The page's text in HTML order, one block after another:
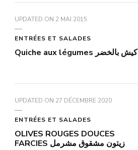
UPDATED ON 2 MAI 2015
ENTRÉES ET SALADES
Quiche aux légumes كيش بالخضر
UPDATED ON 27 DÉCEMBRE 2020
ENTRÉES ET SALADES
OLIVES ROUGES DOUCES
FARCIES زيتون مشقوق مشرمل